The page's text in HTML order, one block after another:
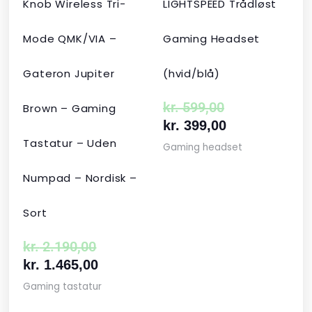
Knob Wireless Tri-
Mode QMK/VIA –
Gateron Jupiter
Brown – Gaming
Tastatur – Uden
Numpad – Nordisk –
Sort
kr.2.190,00
kr. 1.465,00
Gaming tastatur
LIGHTSPEED Trådløst
Gaming Headset
(hvid/blå)
kr.599,00
kr. 399,00
Gaming headset